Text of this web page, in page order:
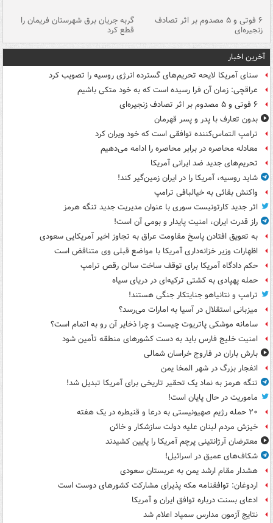
۶ فوتی و ۵ مصدوم بر اثر تصادف
زنجیره‌ای
گربه جریان برق شهرستان فریمان را
قطع کرد
آخرین اخبار
سنای آمریکا لایحه تحریم‌های گسترده انرژی روسیه را تصویب کرد
عراقچی: زمان آن فرا رسیده است که به خود متکی باشیم
۶ فوتی و ۵ مصدوم بر اثر تصادف زنجیره‌ای
بدون تعارف با پدر و پسر قهرمان
ترامپ التماس‌کننده توافقی است که خود ویران کرد
معادله محاصره در برابر محاصره را ادامه می‌دهیم
تحریم‌های جدید ضد ایرانی آمریکا
شاید روسیه، آمریکا را در ایران زمین‌گیر کند!
واکنش بقائی به خیالبافی ترامپ
اثر جدید کارتونیست سوری با عنوان مدیریت جدید تنگه هرمز
راز قدرت ایران، امنیت پایدار و بومی آن است!
به تعویق افتادن پاسخ مقاومت عراق به تجاوز اخیر آمریکایی سعودی
اظهارات وزیر خزانه‌داری آمریکا با مواضع قبلی وی متناقض است
حکم دادگاه آمریکا برای توقف ساخت سالن رقص ترامپ
حمله پهپادی به کشتی ترکیه‌ای در دریای سیاه
ترامپ و نتانیاهو جنایتکار جنگی هستند!
میزبانی استقلال در آسیا به امارات می‌رسد؟
سامانه موشکی پاتریوت چیست و چرا ذخایر آن رو به اتمام است؟
امنیت خلیج فارس باید به دست کشورهای منطقه تأمین شود
بارش باران در فاروج خراسان شمالی
انفجار بزرگ در شهر المخا یمن
تنگه هرمز به نماد یک تحقیر تاریخی برای آمریکا تبدیل شد!
ماموریت در حال پایان است!
۲۰ حمله رژیم صهیونیستی به درعا و قنیطره در یک هفته
خیزش مردم لبنان علیه دولت سازشکار و خائن
معترضان آرژانتینی پرچم آمریکا را پایین کشیدند
شکاف‌های عمیق در اسرائیل!
هشدار مقام ارشد یمن به عربستان سعودی
اردوغان: توافقنامه مکه پذیرای مشارکت کشورهای دوست است
ادعای بسنت درباره توافق ایران و آمریکا
نتایج آزمون مدارس سمپاد اعلام شد